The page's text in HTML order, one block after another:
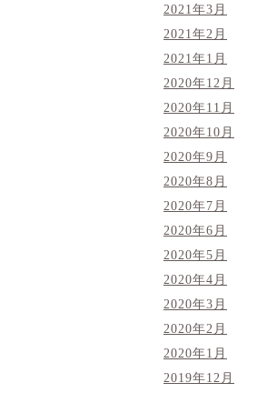
2021年3月
2021年2月
2021年1月
2020年12月
2020年11月
2020年10月
2020年9月
2020年8月
2020年7月
2020年6月
2020年5月
2020年4月
2020年3月
2020年2月
2020年1月
2019年12月